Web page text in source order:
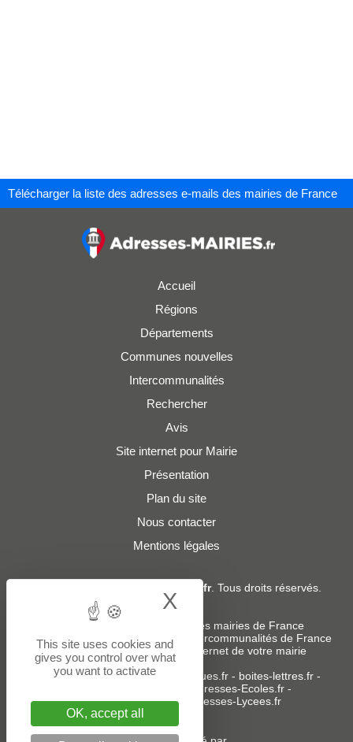
Télécharger la liste des adresses e-mails des mairies de France
Accueil
Régions
Départements
Communes nouvelles
Intercommunalités
Rechercher
Avis
Site internet pour Mairie
Présentation
Plan du site
Nous contacter
Mentions légales
Adresses-Mairies.fr. Tous droits réservés.
Services :
Liste des adresses e-mails des mairies de France
Liste des adresses e-mails des intercommunalités de France
-Création ou refonte du site internet de votre mairie
Sites partenaires:donneespubliques.fr- boites-lettres.fr-
Adresses-Ecoles.fr -
Adresses-Colleges.fr- Adresses-Lycees.fr
This site uses cookies and
gives you control over what
you want to activate
OK, accept all
X